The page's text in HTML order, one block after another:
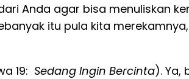
Anda agar bisa menuliskan
itu pula kita
19: Sedang Ingin Bercinta). Ya,